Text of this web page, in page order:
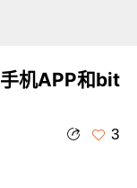
机APP和bit
3